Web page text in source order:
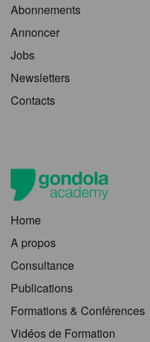
Abonnements
Annoncer
Jobs
Newsletters
Contacts
Home
A propos
Consultance
Publications
Formations & Conférences
Vidéos de Formation